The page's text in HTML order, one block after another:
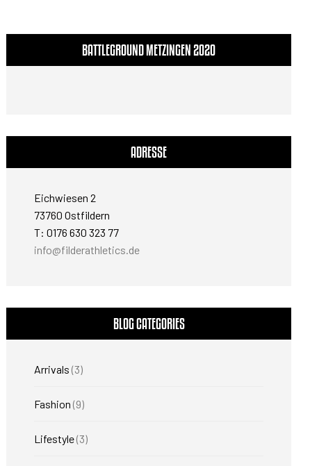
BATTLEGROUND METZINGEN 2020
ADRESSE
Eichwiesen 2
73760 Ostfildern
T: 0176 630 323 77
info@filderathletics.de
BLOG CATEGORIES
Arrivals (3)
Fashion (9)
Lifestyle(3)